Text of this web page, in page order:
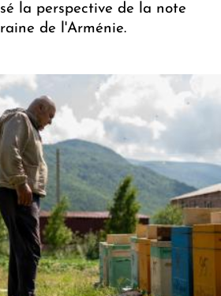
la perspective de la note
de l'Arménie.